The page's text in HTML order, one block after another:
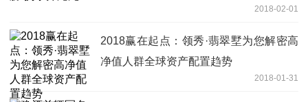
2018-02-01
2018赢在起点：领秀·翡翠墅为您解密高
净值人群全球资产配置趋势
2018-01-31